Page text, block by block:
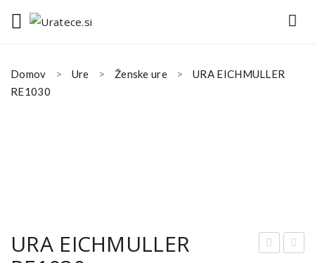
Domov Ure Ženske ure
URA EICHMULLER
RE1030
URA EICHMULLER